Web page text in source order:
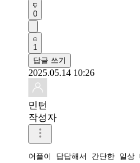
0
1
답글 쓰기
2025.05.14 10:26
민턴
작성자
어플이 답답해서 간단한 일상